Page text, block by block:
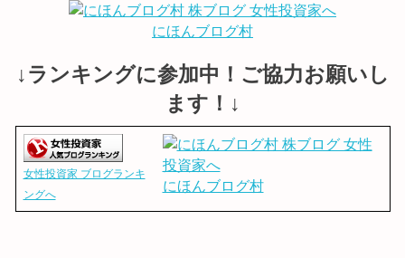
にほんブログ村
↓ランキングに参加中！ご協力お願いし
ます！↓
女性投資家 ブログランキ
ングへ
にほんブログ村